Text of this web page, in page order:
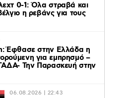
0-1: Όλα στραβά και
η ρεβάνς για τους
Έφθασε στην Ελλάδα η
για εμπρησμό –
Την Παρασκευή στην
06.08.2026 | 22:43